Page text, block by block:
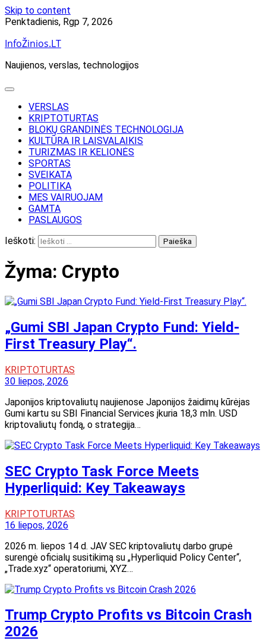
Skip to content
Penktadienis, Rgp 7, 2026
InfoŽinios.LT
Naujienos, verslas, technologijos
VERSLAS
KRIPTOTURTAS
BLOKŲ GRANDINĖS TECHNOLOGIJA
KULTŪRA IR LAISVALAIKIS
TURIZMAS IR KELIONĖS
SPORTAS
SVEIKATA
POLITIKA
MES VAIRUOJAM
GAMTA
PASLAUGOS
Ieškoti:
Žyma: Crypto
„Gumi SBI Japan Crypto Fund: Yield-
First Treasury Play“.
KRIPTOTURTAS
30 liepos, 2026
Japonijos kriptovaliutų naujienose Japonijos žaidimų kūrėjas
Gumi kartu su SBI Financial Services įkuria 18,3 mln. USD
kriptovaliutų fondą, o strategija…
SEC Crypto Task Force Meets
Hyperliquid: Key Takeaways
KRIPTOTURTAS
16 liepos, 2026
2026 m. liepos 14 d. JAV SEC kriptovaliutų darbo grupė
surengė oficialų susitikimą su „Hyperliquid Policy Center“,
„Trade.xyz“ operatoriumi, XYZ…
Trump Crypto Profits vs Bitcoin Crash
2026